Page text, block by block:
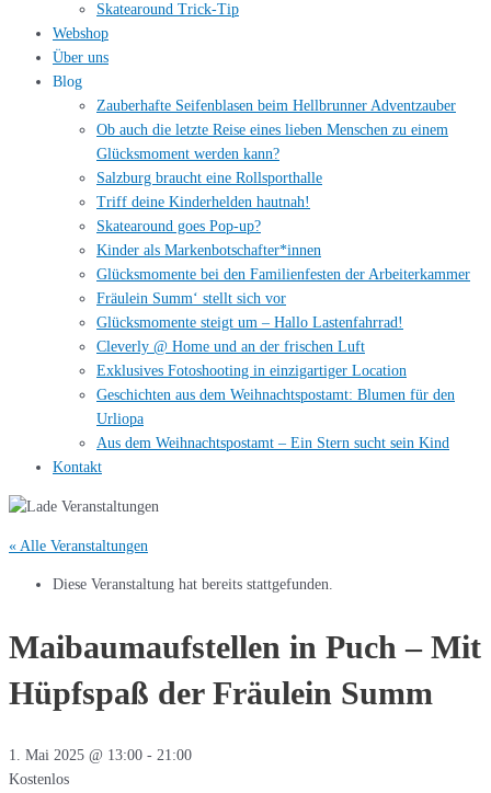
Skatearound Trick-Tip
Webshop
Über uns
Blog
Zauberhafte Seifenblasen beim Hellbrunner Adventzauber
Ob auch die letzte Reise eines lieben Menschen zu einem
Glücksmoment werden kann?
Salzburg braucht eine Rollsporthalle
Triff deine Kinderhelden hautnah!
Skatearound goes Pop-up?
Kinder als Markenbotschafter*innen
Glücksmomente bei den Familienfesten der Arbeiterkammer
Fräulein Summ‘ stellt sich vor
Glücksmomente steigt um – Hallo Lastenfahrrad!
Cleverly @ Home und an der frischen Luft
Exklusives Fotoshooting in einzigartiger Location
Geschichten aus dem Weihnachtspostamt: Blumen für den
Urliopa
Aus dem Weihnachtspostamt – Ein Stern sucht sein Kind
Kontakt
« Alle Veranstaltungen
Diese Veranstaltung hat bereits stattgefunden.
Maibaumaufstellen in Puch – Mit
Hüpfspaß der Fräulein Summ
1. Mai 2025 @ 13:00 - 21:00
Kostenlos